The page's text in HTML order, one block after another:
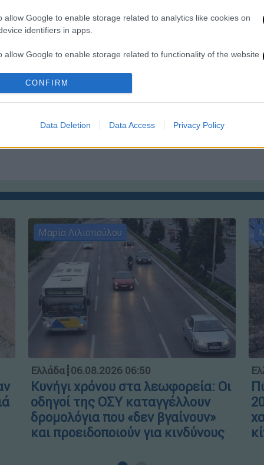
allow Google to enable storage related to analytics like cookies on
identifiers in apps.
allow Google to enable storage related to functionality of the website
allow Google to enable storage related to personalization.
allow Google to enable storage related to security, including
functionality and fraud prevention, and other user protection.
CONFIRM
Data Deletion Data Access Privacy Policy
Γεώργιος Κεντρωτάς ή Μποτώνης
αρχίζει να σκάβει τη γη...
instagram
άλμπουμ
Μαρία Λιλιοπούλου
Ελλάδα┋06.08.2026 06:50
Κυνήγι χρόνου στα λεωφορεία: Οι
οδηγοί της ΟΣΥ καταγγέλλουν
δρομολόγια που «δεν βγαίνουν»
και προειδοποιούν για κινδύνους